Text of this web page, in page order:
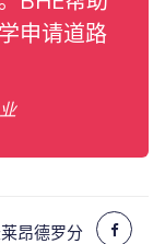
申请道路
昂德罗分